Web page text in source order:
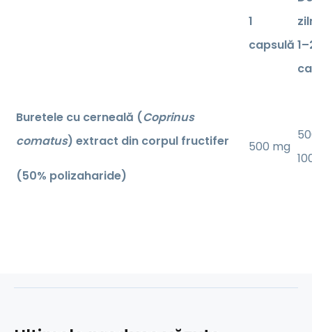
1
capsulă
Buretele cu cerneală (Coprinus
comatus) extract din corpul fructifer
(50% polizaharide)
500 mg